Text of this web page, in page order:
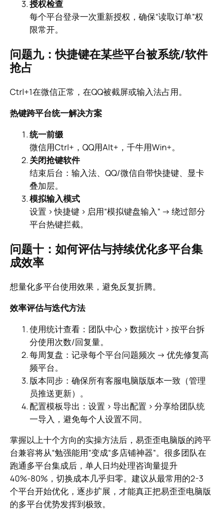
授权检查
每个平台登录一次重新授权，确保“读取订单”权
限常开。
问题九：快捷键在某些平台被系统/软件
抢占
Ctrl+1在微信正常，在QQ被截屏或输入法占用。
热键跨平台统一解决方案
统一前缀
微信用Ctrl+，QQ用Alt+，千牛用Win+。
关闭抢键软件
结束后台：输入法、QQ/微信自带快捷键、显卡
叠加层。
模拟输入模式
设置 > 快捷键 > 启用“模拟键盘输入” → 绕过部分
平台热键拦截。
问题十：如何评估与持续优化多平台集
成效率
想量化多平台使用效果，避免反复折腾。
效率评估与迭代方法
使用统计查看：团队中心 > 数据统计 > 按平台拆
分使用次数/回复量。
每周复盘：记录每个平台问题频次 → 优先修复高
频平台。
版本同步：确保所有客服电脑版版本一致（管理
员推送更新）。
配置模板导出：设置 > 导出配置 > 分享给团队统
一导入，避免每个人设置不同。
掌握以上十个方向的实操方法后，易歪歪电脑版的跨平
台兼容将从“勉强能用”变成“多店铺神器”。很多团队在
跑通多平台集成后，单人日均处理咨询量提升
40%-80%，切换成本几乎归零。建议从最常用的2-3
个平台开始优化，逐步扩展，才能真正把易歪歪电脑版
的多平台优势发挥到极致。